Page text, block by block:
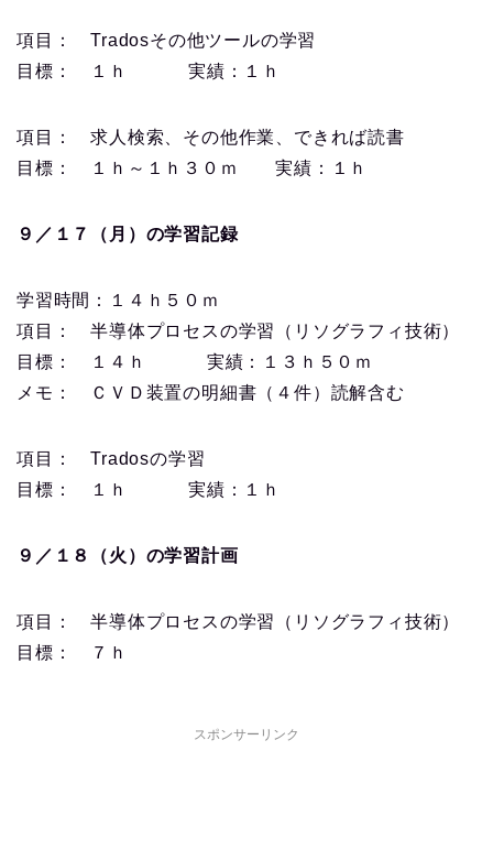
項目： Tradosその他ツールの学習
目標： １ｈ 実績：１ｈ
項目： 求人検索、その他作業、できれば読書
目標： １ｈ～１ｈ３０ｍ 実績：１ｈ
９／１７（月）の学習記録
学習時間：１４ｈ５０ｍ
項目： 半導体プロセスの学習（リソグラフィ技術）
目標： １４ｈ 実績：１３ｈ５０ｍ
メモ： ＣＶＤ装置の明細書（４件）読解含む
項目： Tradosの学習
目標： １ｈ 実績：１ｈ
９／１８（火）の学習計画
項目： 半導体プロセスの学習（リソグラフィ技術）
目標： ７ｈ
スポンサーリンク